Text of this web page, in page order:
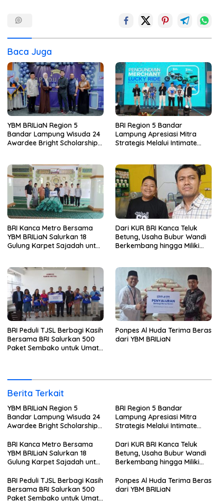
Baca Juga
YBM BRILiaN Region 5
Bandar Lampung Wisuda 24
Awardee Bright Scholarship
BRI Region 5 Bandar
Lampung Apresiasi Mitra
Strategis Melalui Intimate
Ride
BRI Kanca Metro Bersama
YBM BRILiaN Salurkan 18
Gulung Karpet Sajadah untuk
Dari KUR BRI Kanca Teluk
Betung, Usaha Bubur Wandi
Berkembang hingga Miliki
BRI Peduli TJSL Berbagi Kasih
Bersama BRI Salurkan 500
Paket Sembako untuk Umat
Ponpes Al Huda Terima Beras
dari YBM BRILiaN
Berita Terkait
YBM BRILiaN Region 5
Bandar Lampung Wisuda 24
Awardee Bright Scholarship
Profesional Berakhlak Mulia
BRI Region 5 Bandar
Lampung Apresiasi Mitra
Strategis Melalui Intimate
Pemenang Merchant Lucky
Ride
BRI Kanca Metro Bersama
YBM BRILiaN Salurkan 18
Gulung Karpet Sajadah untuk
Dari KUR BRI Kanca Teluk
Betung, Usaha Bubur Wandi
Berkembang hingga Miliki
BRI Peduli TJSL Berbagi Kasih
Bersama BRI Salurkan 500
Paket Sembako untuk Umat
Ponpes Al Huda Terima Beras
dari YBM BRILiaN